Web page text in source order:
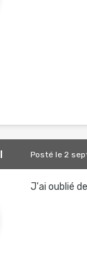
Postéle 2
J'ai oublié